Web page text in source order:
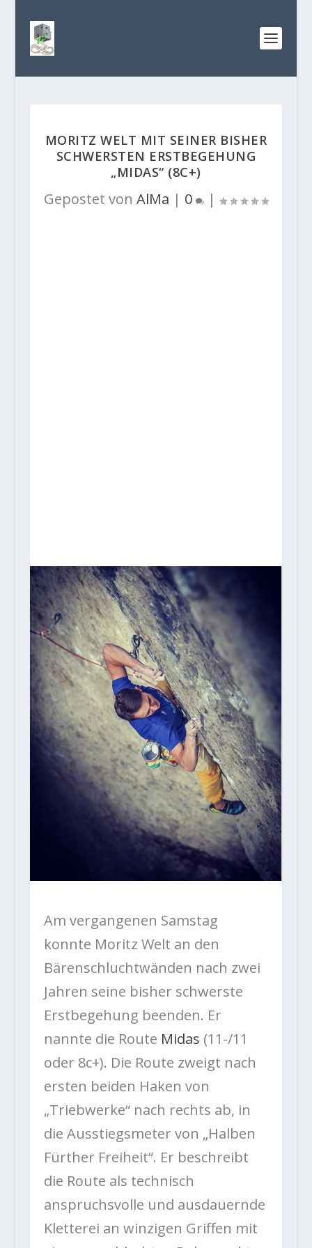
MORITZ WELT MIT SEINER BISHER
SCHWERSTEN ERSTBEGEHUNG
„MIDAS“ (8C+)
Gepostet von AlMa | 0 |
Am vergangenen Samstag
konnte Moritz Welt an den
Bärenschluchtwänden nach zwei
Jahren seine bisher schwerste
Erstbegehung beenden. Er
nannte die Route Midas (11-/11
oder 8c+). Die Route zweigt nach
ersten beiden Haken von
„Triebwerke“ nach rechts ab, in
die Ausstiegsmeter von „Halben
Fürther Freiheit“. Er beschreibt
die Route als technisch
anspruchsvolle und ausdauernde
Kletterei an winzigen Griffen mit